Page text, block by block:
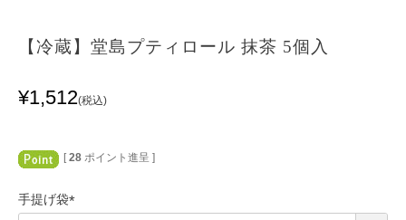
【冷蔵】堂島プティロール 抹茶 5個入
¥1,512 税込
[ 28 ポイント進呈 ]
手提げ袋